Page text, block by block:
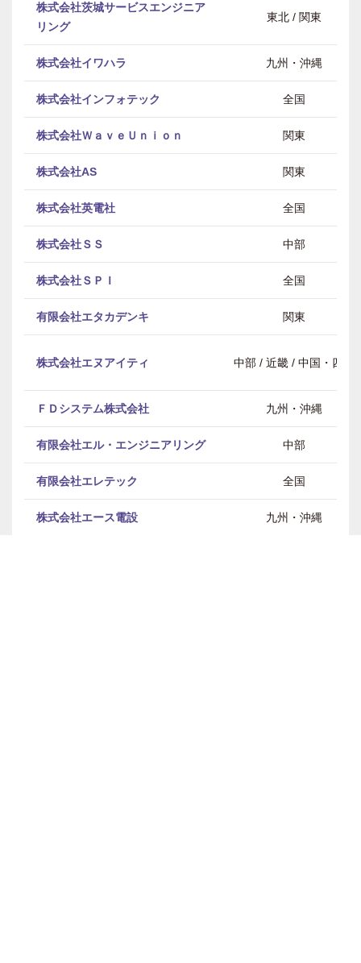
株式会社茨城サービスエンジニア
リング
東北 / 関東
株式会社イワハラ 九州・沖縄
株式会社インフォテック 全国
株式会社ＷａｖｅＵｎｉｏｎ 関東
株式会社AS 関東
株式会社英電社 全国
株式会社ＳＳ 中部
株式会社ＳＰＩ 全国
有限会社エタカデンキ 関東
株式会社エヌアイティ 中部 / 近畿 / 中国・四国
ＦＤシステム株式会社 九州・沖縄
有限会社エル・エンジニアリング 中部
有限会社エレテック 全国
株式会社エース電設 九州・沖縄